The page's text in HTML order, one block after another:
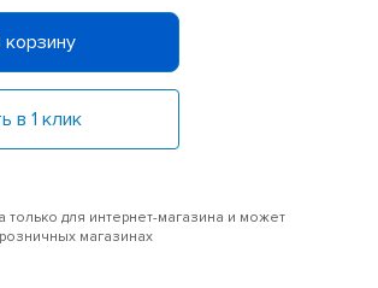
корзину
в 1 клик
только для интернет-магазина и может
магазинах